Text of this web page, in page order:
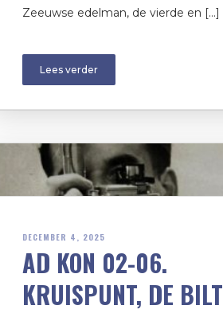
Zeeuwse edelman, de vierde en […]
Lees verder
DECEMBER 4, 2025
AD KON 02-06.
KRUISPUNT, DE BILT